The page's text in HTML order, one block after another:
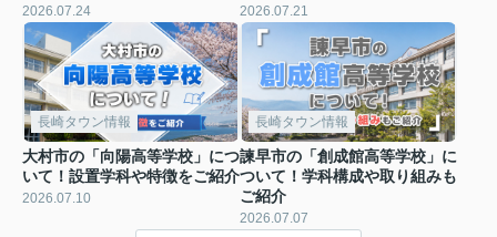
2026.07.24 2026.07.21
長崎タウン情報
大村市の「向陽高等学校」につ
いて！設置学科や特徴をご紹介
2026.07.10
長崎タウン情報
諫早市の「創成館高等学校」に
ついて！学科構成や取り組みも
ご紹介
2026.07.07